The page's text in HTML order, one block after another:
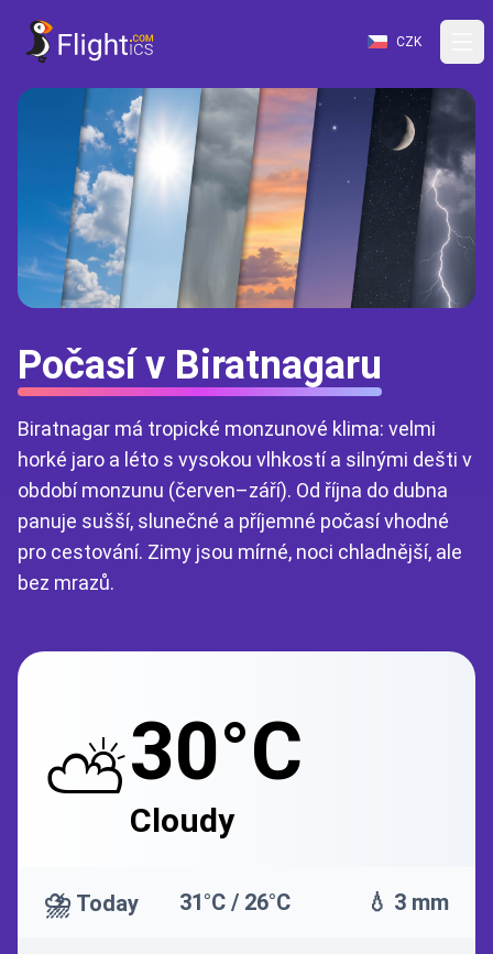
CZK
Počasí v Biratnagaru
Biratnagar má tropické monzunové klima: velmi
horké jaro a léto s vysokou vlhkostí a silnými dešti v
období monzunu (červen–září). Od října do dubna
panuje sušší, slunečné a příjemné počasí vhodné
pro cestování. Zimy jsou mírné, noci chladnější, ale
bez mrazů.
⛅30°C
Cloudy
⛈️ Today 31°C / 26°C 💧 3 mm